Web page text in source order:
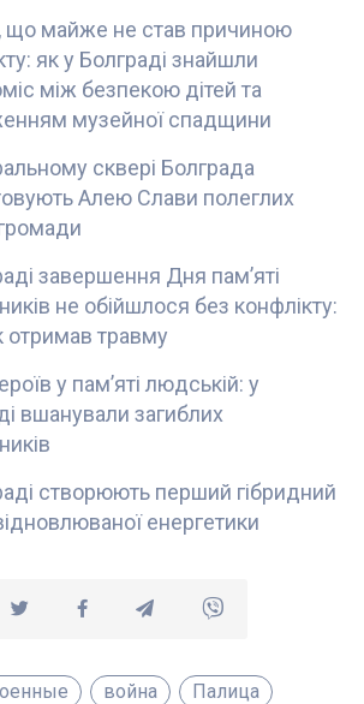
що майже не став причиною
як у Болграді знайшли
між безпекою дітей та
музейної спадщини
сквері Болграда
Алею Слави полеглих
завершення Дня пам’яті
не обійшлося без конфлікту:
отримав травму
у пам’яті людській: у
вшанували загиблих
створюють перший гібридний
енергетики
война Палица